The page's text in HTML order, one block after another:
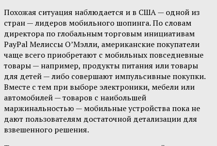
Похожая ситуация наблюдается и в США — одной из
стран — лидеров мобильного шопинга. По словам
директора по глобальным торговым инициативам
PayPal Мелиссы О’Мэлли, американские покупатели
чаще всего приобретают с мобильных повседневные
товары — например, продукты питания или товары
для детей — либо совершают импульсивные покупки.
Вместе с тем при выборе электроники, мебели или
автомобилей — товаров с наибольшей
маржинальностью — мобильные устройства пока не
дают пользователям достаточной детализации для
взвешенного решения.